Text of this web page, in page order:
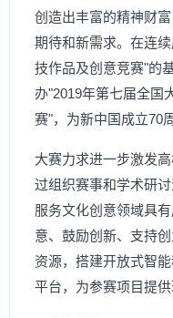
创造出丰富的精神财
期待和新需求。在连
技作品及创意竞赛"的
办"2019年第七届全国
赛"，为新中国成立70
大赛力求进一步激发
过组织赛事和学术研
服务文化创意领域具
意、鼓励创新、支持
资源，搭建开放式智
平台，为参赛项目提供